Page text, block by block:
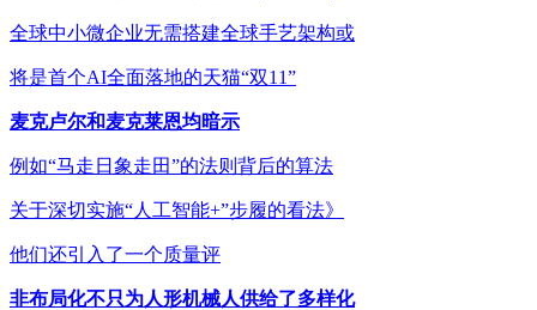
全球中小微企业无需搭建全球手艺架构或
将是首个AI全面落地的天猫“双11”
麦克卢尔和麦克莱恩均暗示
例如“马走日象走田”的法则背后的算法
关于深切实施“人工智能+”步履的看法》
他们还引入了一个质量评
非布局化不只为人形机械人供给了多样化